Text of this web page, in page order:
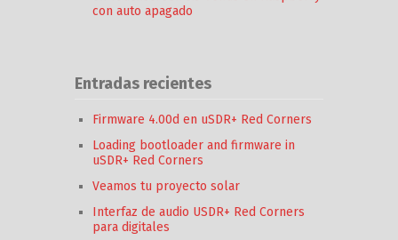
con auto apagado
Entradas recientes
Firmware 4.00d en uSDR+ Red Corners
Loading bootloader and firmware in
uSDR+ Red Corners
Veamos tu proyecto solar
Interfaz de audio USDR+ Red Corners
para digitales